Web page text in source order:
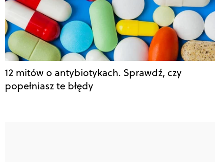
12 mitów o antybiotykach. Sprawdź, czy
popełniasz te błędy